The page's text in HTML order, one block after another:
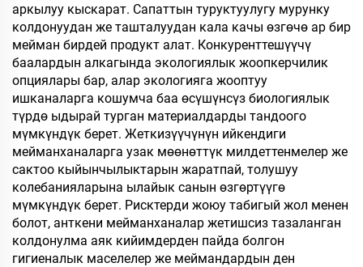
аркылуу кыскарат. Сапаттын туруктуулугу мурунку
колдонуудан же ташталуудан кала качы өзгөчө ар бир
мейман бирдей продукт алат. Конкуренттешүүчү
баалардын алкагында экологиялык жоопкерчилик
опциялары бар, алар экологияга жооптуу
ишканаларга кошумча баа өсүшүнсүз биологиялык
түрдө ыдырай турган материалдарды тандоого
мүмкүндүк берет. Жеткизүүчүнүн ийкендиги
мейманханаларга узак мөөнөттүк милдеттенмелер же
сактоо кыйынчылыктарын жаратпай, толушуу
колебанияларына ылайык санын өзгөртүүгө
мүмкүндүк берет. Рисктерди жоюу табигый жол менен
болот, анткени мейманханалар жетишсиз тазаланган
колдонулма аяк кийимдерден пайда болгон
гигиеналык маселелер же меймандардын ден